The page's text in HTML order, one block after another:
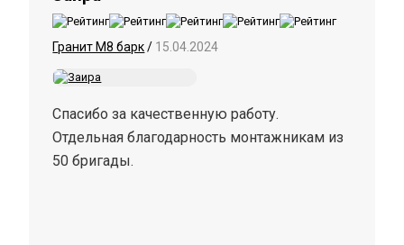
Гранит М8 барк/ 15.04.2024
Спасибо за качественную работу.
Отдельная благодарность монтажникам из
50 бригады.